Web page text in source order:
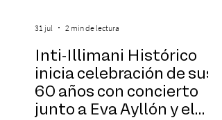
Inti-Illimani Histórico
inicia celebración de sus
60 años con concierto
junto a Eva Ayllón y el
31 jul 2 min de lectura